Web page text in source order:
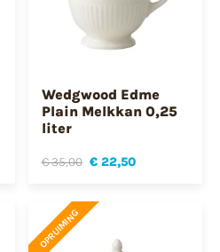
Wedgwood Edme
Plain Melkkan 0,25
liter
€ 35,00 € 22,50
OPRUIMING